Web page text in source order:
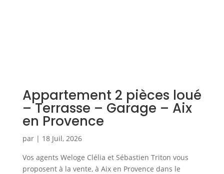
Appartement 2 pièces loué
– Terrasse – Garage – Aix
en Provence
par | 18 Juil, 2026
Vos agents Weloge Clélia et Sébastien Triton vous
proposent à la vente, à Aix en Provence dans le